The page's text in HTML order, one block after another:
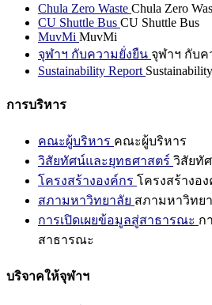
Chula Zero Waste Chula Zero
CU Shuttle Bus CU Shuttle Bus
MuvMi MuvMi
จุฬาฯ กับความยั่งยืน จุฬาฯ กับค
Sustainability Report
การบริหาร
คณะผู้บริหาร คณะผู้บริหาร
วิสัยทัศน์และยุทธศาสตร์ วิสัยทั
โครงสร้างองค์กร โครงสร้างอ
สภามหาวิทยาลัย สภามหาวิทย
การเปิดเผยข้อมูลสู่สาธารณะ ก
สาธารณะ
บริจาคให้จุฬาฯ